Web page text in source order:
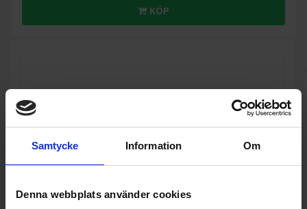
Samtycke Information Om
Denna webbplats använder cookies
KÖP